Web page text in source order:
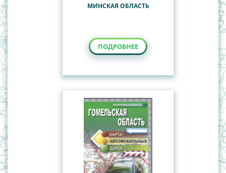
МИНСКАЯ ОБЛАСТЬ
ПОДРОБНЕЕ